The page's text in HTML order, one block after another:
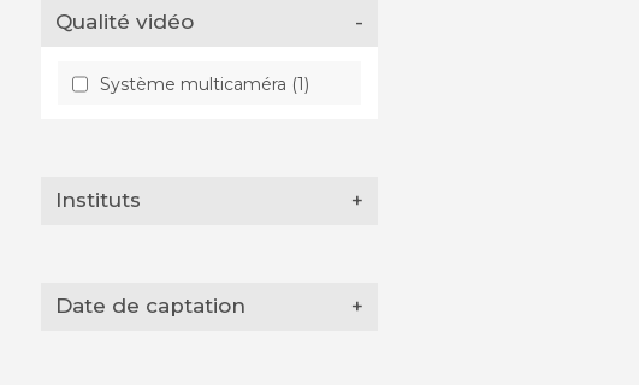
Qualité vidéo -
Système multicaméra (1)
Instituts +
Date de captation +